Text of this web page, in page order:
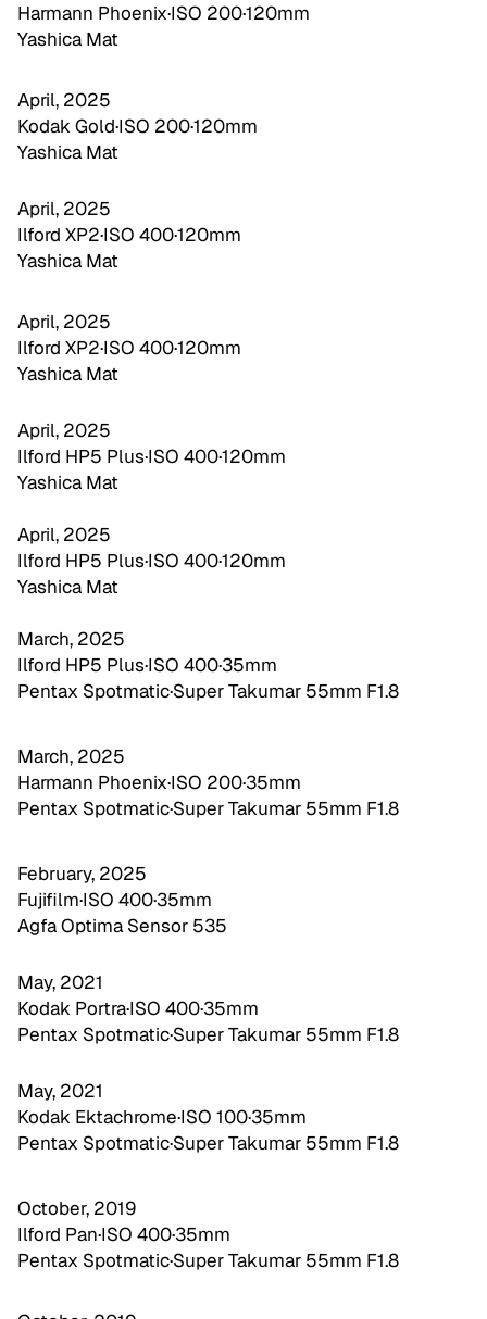
Harmann Phoenix·ISO 200·120mm
Yashica Mat
April, 2025
Kodak Gold·ISO 200·120mm
Yashica Mat
April, 2025
Ilford XP2·ISO 400·120mm
Yashica Mat
April, 2025
Ilford XP2·ISO 400·120mm
Yashica Mat
April, 2025
Ilford HP5 Plus·ISO 400·120mm
Yashica Mat
April, 2025
Ilford HP5 Plus·ISO 400·120mm
Yashica Mat
March, 2025
Ilford HP5 Plus·ISO 400·35mm
Pentax Spotmatic·Super Takumar 55mm F1.8
March, 2025
Harmann Phoenix·ISO 200·35mm
Pentax Spotmatic·Super Takumar 55mm F1.8
February, 2025
Fujifilm·ISO 400·35mm
Agfa Optima Sensor 535
May, 2021
Kodak Portra·ISO 400·35mm
Pentax Spotmatic·Super Takumar 55mm F1.8
May, 2021
Kodak Ektachrome·ISO 100·35mm
Pentax Spotmatic·Super Takumar 55mm F1.8
October, 2019
Ilford Pan·ISO 400·35mm
Pentax Spotmatic·Super Takumar 55mm F1.8